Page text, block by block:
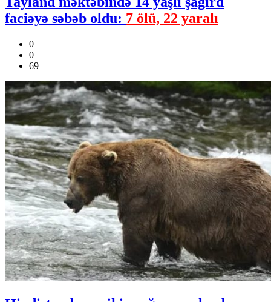
faciəyə səbəb oldu: 7 ölü, 22 yaralı
0
0
69